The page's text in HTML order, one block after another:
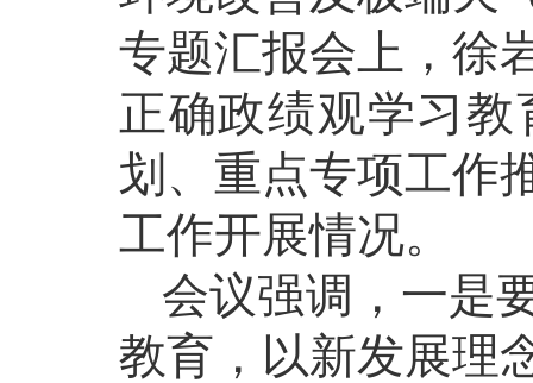
专题汇报会上，徐
正确政绩观学习
划、重点专项工作
工作开展情况。
会议强调，一是
教育，以新发展理